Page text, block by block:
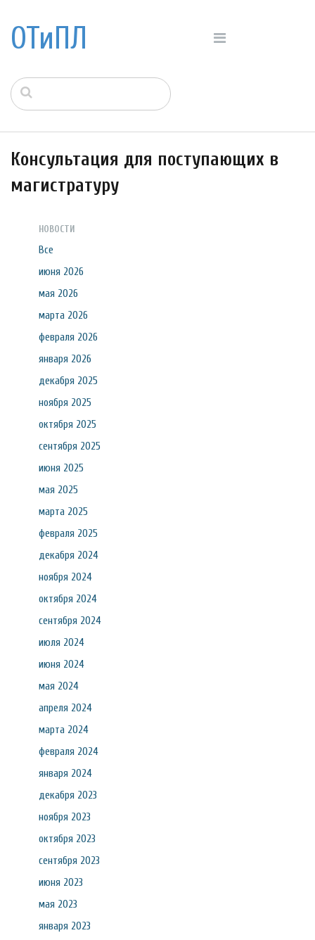
ОТиПЛ
Консультация для поступающих в
магистратуру
НОВОСТИ
Все
июня 2026
мая 2026
марта 2026
февраля 2026
января 2026
декабря 2025
ноября 2025
октября 2025
сентября 2025
июня 2025
мая 2025
марта 2025
февраля 2025
декабря 2024
ноября 2024
октября 2024
сентября 2024
июля 2024
июня 2024
мая 2024
апреля 2024
марта 2024
февраля 2024
января 2024
декабря 2023
ноября 2023
октября 2023
сентября 2023
июня 2023
мая 2023
января 2023